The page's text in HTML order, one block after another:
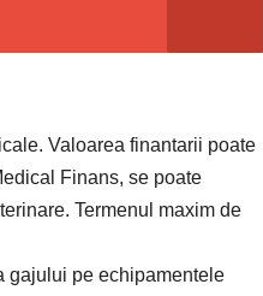
Valoarea finantarii poate
Finans, se poate
Termenul maxim de
gajului pe echipamentele